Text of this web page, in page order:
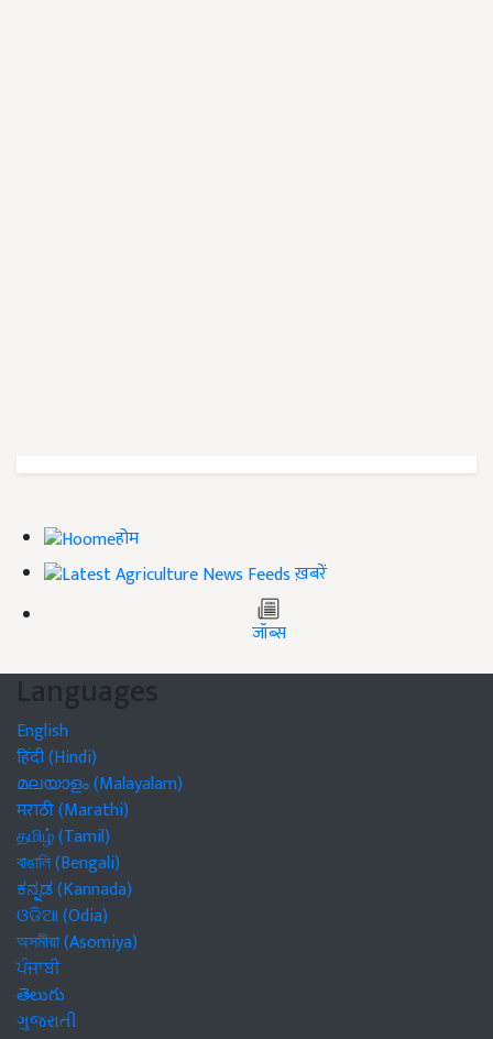
होम
ख़बरें
जॉब्स
Languages
English
हिंदी (Hindi)
മലയാളം (Malayalam)
मराठी (Marathi)
தமிழ் (Tamil)
বাঙালি (Bengali)
ಕನ್ನಡ (Kannada)
ଓଡିଆ (Odia)
অসমীয়া (Asomiya)
ਪੰਜਾਬੀ
తెలుగు
ગુજરાતી